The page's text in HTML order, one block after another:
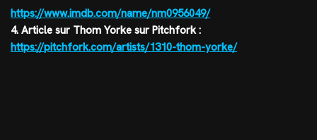
https://www.imdb.com/name/nm0956049/
4. Article sur Thom Yorke sur Pitchfork :
https://pitchfork.com/artists/1310-thom-yorke/